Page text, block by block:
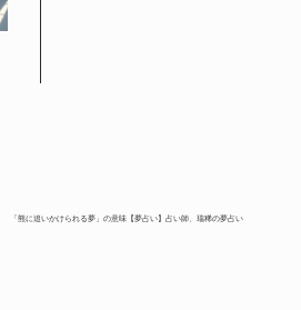
「熊に追いかけられる夢」の意味【夢占い】占い師、瑞稀の夢占い